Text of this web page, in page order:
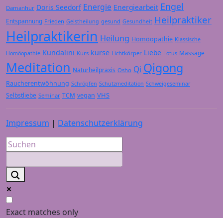
Damanhur Doris Seedorf Energie Energiearbeit Engel
Entspannung Frieden Geistheilung gesund Gesundheit Heilpraktiker
Heilpraktikerin Heilung Homöopathie Klassische
Homöopathie Kundalini Kurs kurse Lichtkörper Liebe Lotus Massage
Meditation Naturheilpraxis Osho Qi Qigong
Raucherentwöhnung Schröpfen Schutzmeditation Schweigeseminar
Selbstliebe Seminar TCM vegan VHS
Impressum | Datenschutzerklärung
Exact matches only